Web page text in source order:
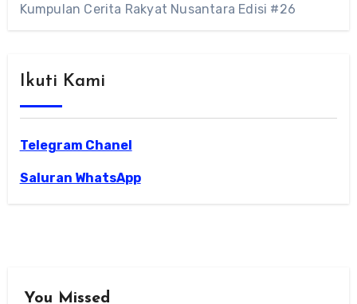
Kumpulan Cerita Rakyat Nusantara Edisi #26
Ikuti Kami
Telegram Chanel
Saluran WhatsApp
You Missed